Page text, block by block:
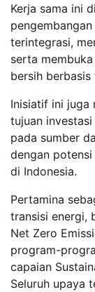
Kerja sama ini
terintegrasi,
serta
bersih
Inisiatif ini juga
tujuan
pada sumber
dengan
di Indonesia.
Pertamina
transisi energi,
Net Zero
program-
capaian
Seluruh upaya